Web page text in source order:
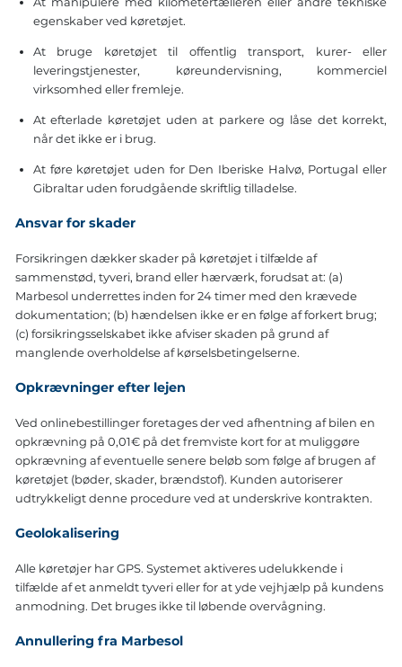
egenskaber ved køretøjet.
At bruge køretøjet til offentlig transport, kurer- eller
leveringstjenester, køreundervisning, kommerciel
virksomhed eller fremleje.
At efterlade køretøjet uden at parkere og låse det korrekt,
når det ikke er i brug.
At føre køretøjet uden for Den Iberiske Halvø, Portugal eller
Gibraltar uden forudgående skriftlig tilladelse.
Ansvar for skader
Forsikringen dækker skader på køretøjet i tilfælde af
sammenstød, tyveri, brand eller hærværk, forudsat at: (a)
Marbesol underrettes inden for 24 timer med den krævede
dokumentation; (b) hændelsen ikke er en følge af forkert brug;
(c) forsikringsselskabet ikke afviser skaden på grund af
manglende overholdelse af kørselsbetingelserne.
Opkrævninger efter lejen
Ved onlinebestillinger foretages der ved afhentning af bilen en
opkrævning på 0,01€ på det fremviste kort for at muliggøre
opkrævning af eventuelle senere beløb som følge af brugen af
køretøjet (bøder, skader, brændstof). Kunden autoriserer
udtrykkeligt denne procedure ved at underskrive kontrakten.
Geolokalisering
Alle køretøjer har GPS. Systemet aktiveres udelukkende i
tilfælde af et anmeldt tyveri eller for at yde vejhjælp på kundens
anmodning. Det bruges ikke til løbende overvågning.
Annullering fra Marbesol